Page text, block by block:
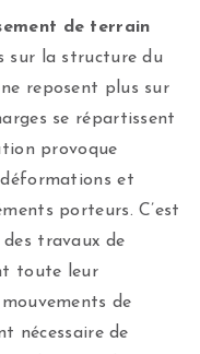
de terrain
sur la structure du
reposent plus sur
se répartissent
provoque
déformations et
porteurs. C’est
travaux de
toute leur
de
nécessaire de